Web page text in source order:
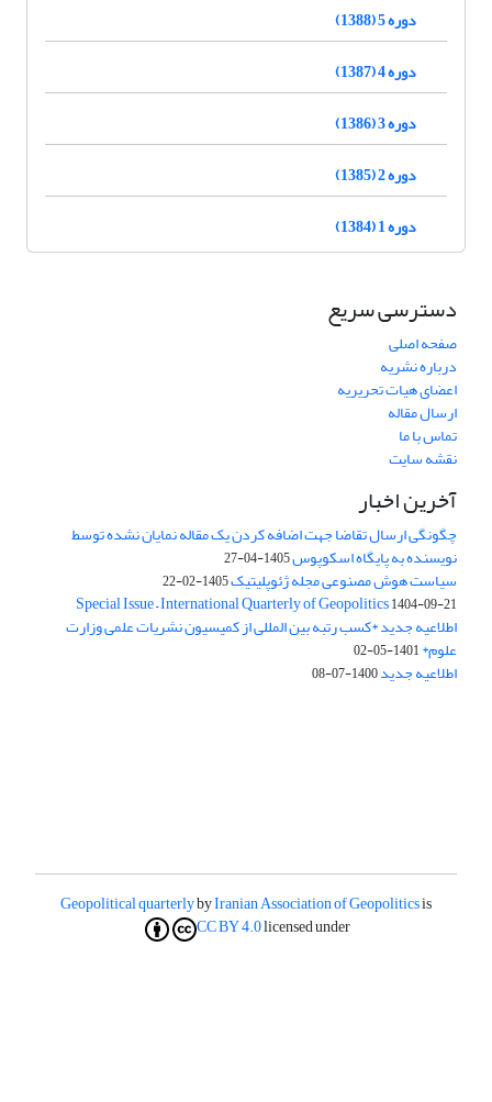
دوره 5 (1388)
دوره 4 (1387)
دوره 3 (1386)
دوره 2 (1385)
دوره 1 (1384)
دسترسی سریع
صفحه اصلی
درباره نشریه
اعضای هیات تحریریه
ارسال مقاله
تماس با ما
نقشه سایت
آخرین اخبار
چگونگی ارسال تقاضا جهت اضافه کردن یک مقاله نمایان نشده توسط
نویسنده به پایگاه اسکوپوس1405-04-27
سیاست هوش مصنوعی مجله ژئوپلیتیک1405-02-22
Special Issue – International Quarterly of Geopolitics1404-09-21
اطلاعیه جدید *کسب رتبه بین المللی از کمیسیون نشریات علمی وزارت
علوم*1401-05-02
اطلاعیه جدید1400-07-08
Geopolitical quarterlybyIranian Association of Geopoliticsis
licensed under
CC BY 4.0